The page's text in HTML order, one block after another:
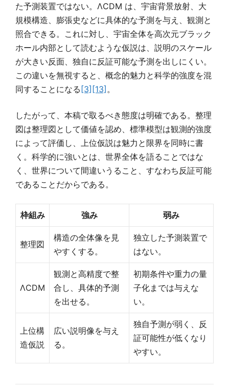
た予測装置ではない。ΛCDM は、宇宙背景放射、大
規模構造、膨張史などに具体的な予測を与え、観測と
照合できる。これに対し、宇宙全体を高次元ブラック
ホール内部として読むような仮説は、説明のスケール
が大きい反面、独自に反証可能な予測を出しにくい。
この違いを無視すると、概念的魅力と科学的強度を混
同することになる [3] [13] 。
したがって、本稿で取るべき態度は明確である。整理
図は整理図として価値を認め、標準模型は観測的強度
によって評価し、上位仮説は魅力と限界を同時に書
く。科学的に強いとは、世界全体を語ることではな
く、世界について間違いうること、すなわち反証可能
であることだからである。
枠組み 強み 弱み
整理図
構造の全体像を見
やすくする。
独立した予測装置で
はない。
ΛCDM
観測と高精度で整
合し、具体的予測
を出せる。
初期条件や重力の量
子化までは与えな
い。
上位構
造仮説
広い説明像を与え
る。
独自予測が弱く、反
証可能性が低くなり
やすい。